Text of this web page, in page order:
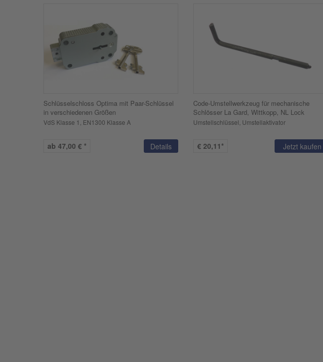
Schlüsselschloss Optima mit Paar-Schlüssel
in verschiedenen Größen
VdS Klasse 1, EN1300 Klasse A
ab 47,00 € * Details
Code-Umstellwerkzeug für mechanische
Schlösser La Gard, Wittkopp, NL Lock
Umstellschlüssel, Umstellaktivator
€ 20,11* Jetzt kaufen